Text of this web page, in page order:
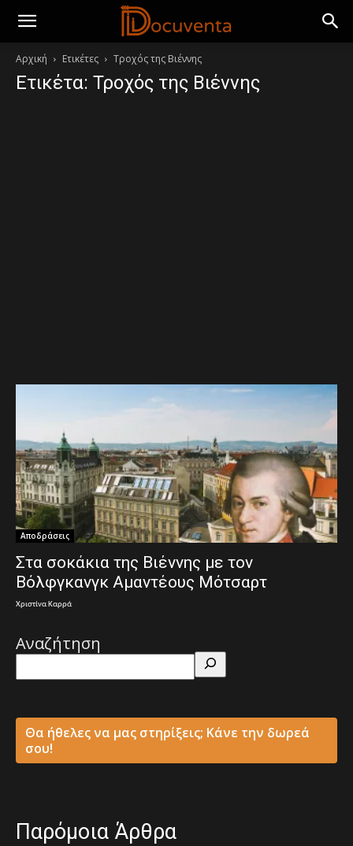
Αρχική Ετικέτες Τροχός της Βιέννης
Ετικέτα: Τροχός της Βιέννης
Αποδράσεις
Στα σοκάκια της Βιέννης με τον
Βόλφγκανγκ Αμαντέους Μότσαρτ
Χριστίνα Καρρά
Αναζήτηση
Θα ήθελες να μας στηρίξεις; Κάνε την δωρεά
σου!
Παρόμοια Άρθρα